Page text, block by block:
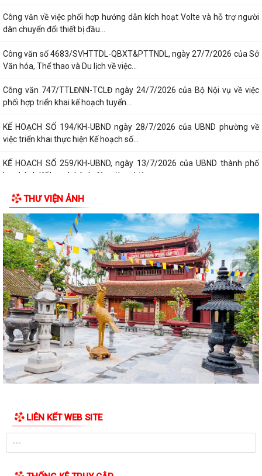
Công văn về việc phối hợp hướng dẫn kích hoạt Volte và hỗ trợ người
dân chuyển đổi thiết bị đầu...
Công văn số 4683/SVHTTDL-QBXT&PTTNDL, ngày 27/7/2026 của Sở
Văn hóa, Thể thao và Du lịch về việc...
Công văn 747/TTLĐNN-TCLĐ ngày 24/7/2026 của Bộ Nội vụ về việc
phối hợp triển khai kế hoạch tuyển...
KẾ HOẠCH SỐ 194/KH-UBND ngày 28/7/2026 của UBND phường về
việc triển khai thực hiện Kế hoạch số...
KẾ HOẠCH SỐ 259/KH-UBND, ngày 13/7/2026 của UBND thành phố
ban hành Kế hoạch hành động thực hiện...
PHƯỜNG ĐỒ SƠN THAM DỰ HỘI NGHỊ TOÀN QUỐC NGHIÊN CỨU, HỌC
TẬP, QUÁN TRIỆT VÀ TRIỂN KHAI THỰC HIỆN...
Công văn 3616/STP-PBGDPL, ngày 28/7/2026 của Sở Tư pháp thành
phố về việc khai thác tài liệu số...
LUẬT SỐ 122/2025/QH15 LUẬT THƯƠNG MẠI ĐIỆN TỬ
Công văn số 2612/UBNd-KT, ngày 27/7/2026 về việc triển khai thực
hiện Kế hoạch số 247/KH-UBND ngày...
KẾ HOẠCH SỐ 247/KH-UBND, ngày 04/7/2026 Về việc triển khai thi
hành Luật Thương mại điện tử
KẾ HOẠCH SỐ 249/KH-UBND, ngày 06/7/2026 về triển khai thực hiện
Nghị quyết số 88/NQ-CP ngày...
triển khai thực hiện Kế hoạch số...
QUYẾT ĐỊNH SỐ 2782/QĐ-UBND, ngày 21/7/2026 của UBND thành
THƯ VIỆN ẢNH
LIÊN KẾT WEB SITE